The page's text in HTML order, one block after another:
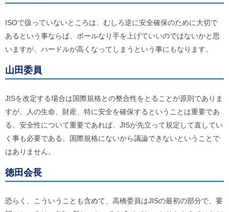
ISOで扱っていないところは、むしろ逆に安全確保のために大切で
あるという事ならば、ポールなり手を上げていいのではないかと思
いますが、ハードルが高くなってしまうという事にもなります。
山田委員
JISを改定する場合は国際規格との整合性をとることが原則でありま
すが、人の生命、財産、特に安全を確保するということは重要であ
る。安全性について重要であれば、JISが先立って規定して直してい
く事も必要である。国際規格にないから議論できないということで
はありません。
徳田会長
恐らく、こういうことも含めて、高橋委員はJISの最初の部分で、要